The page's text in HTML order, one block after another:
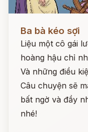
Ba bà kéo sợi
Liệu một cô gái
hoàng hậu chỉ
Và những điều
Câu chuyện sẽ
bất ngờ và đầy
nhé!